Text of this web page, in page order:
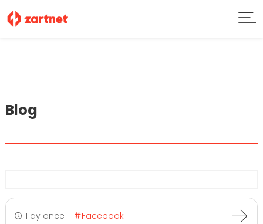
Blog
1 ay önce Facebook